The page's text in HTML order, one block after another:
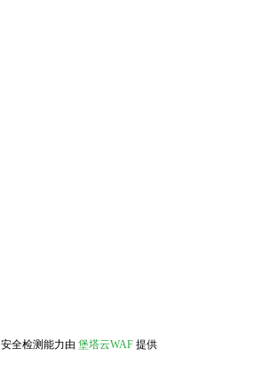
安全检测能力由 堡塔云WAF 提供